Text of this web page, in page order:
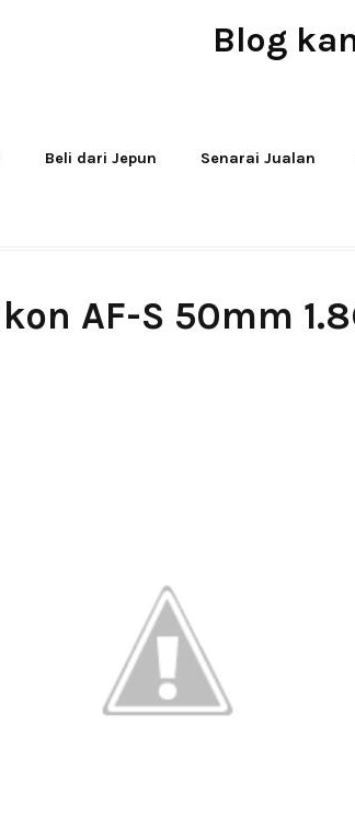
Blog
Beli dari Jepun Senarai Jualan
AF-S 50mm